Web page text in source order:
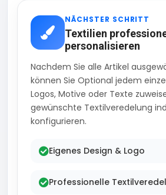
NÄCHSTER SCHRITT
Textilien
personalisieren
Nachdem Sie alle Artikel
können Sie Optional jedem
Logos, Motive oder Texte
gewünschte Textilveredelung
konfigurieren.
Eigenes Design & Logo
Professionelle